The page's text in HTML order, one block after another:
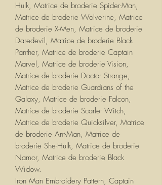
Hulk, Matrice de broderie Spider-Man,
Matrice de broderie Wolverine, Matrice
de broderie X-Men, Matrice de broderie
Daredevil, Matrice de broderie Black
Panther, Matrice de broderie Captain
Marvel, Matrice de broderie Vision,
Matrice de broderie Doctor Strange,
Matrice de broderie Guardians of the
Galaxy, Matrice de broderie Falcon,
Matrice de broderie Scarlet Witch,
Matrice de broderie Quicksilver, Matrice
de broderie Ant-Man, Matrice de
broderie She-Hulk, Matrice de broderie
Namor, Matrice de broderie Black
Widow.
Iron Man Embroidery Pattern, Captain